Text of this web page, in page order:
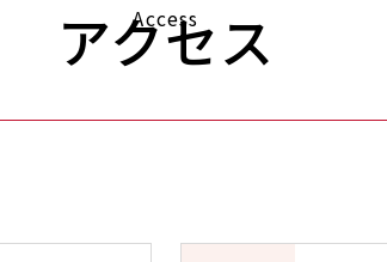
Access
アクセス